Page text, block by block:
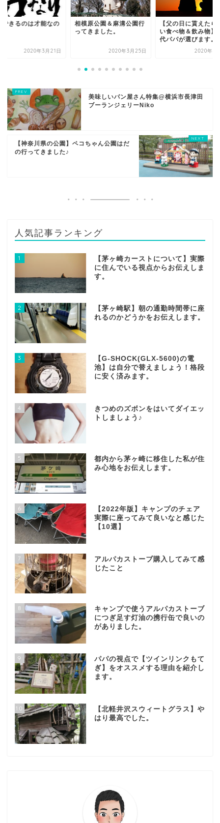
原公園＆麻溝公園行
2020年3月25日
【父の日に貰えたら嬉し
い食べ物＆飲み物】３０
2020年5月18日
ずっと続けてきた子
の【スイミング】を
て感じたこと。
2020年6
美味しいパン屋さん特集@横浜市長津田
ブーランジェリーNiko
【神奈川県の公園】ペコちゃん公園はだ
の行ってきました♪
人気記事ランキング
1
【茅ヶ崎カーストについて】実際
に住んでいる視点からお伝えしま
す。
2
【茅ヶ崎駅】朝の通勤時間帯に座
れるのかどうかをお伝えします。
3
【G-SHOCK(GLX-5600)の電
池】は自分で替えましょう！格段
に安く済みます。
4
きつめのズボンをはいてダイエッ
トしましょう♪
5
都内から茅ヶ崎に移住した私が住
み心地をお伝えします。
6
【2022年版】キャンプのチェア
実際に座ってみて良いなと感じた
【10選】
7
アルパカストーブ購入してみて感
じたこと
8
キャンプで使うアルパカストーブ
につぎ足す灯油の携行缶で良いの
がありました。
9
パパの視点で【ツインリンクもて
ぎ】をオススメする理由を紹介し
ます。
10
【北軽井沢スウィートグラス】や
はり最高でした。